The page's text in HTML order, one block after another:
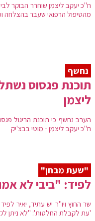
ח"כ יעקב ליצמן שוחרר הבוקר
מהטיפול הרפואי שעבר בהצלחה
נחשף
תוכנת פגסוס
ליצמן
הערב נחשף כי תוכנת הריגול
ח"כ יעקב ליצמן - מוטי בבצ'יק
"שעת מבחן"
לפיד: "ביבי לא
'עת לקבלת החלטות': "לא ניתן